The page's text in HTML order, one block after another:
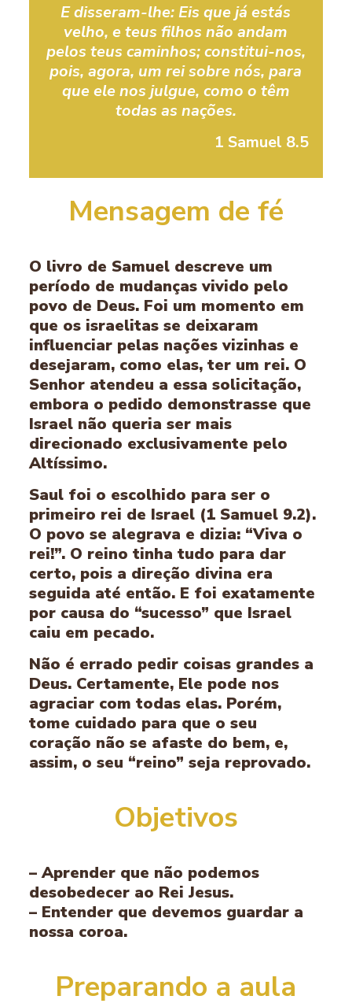
E disseram-lhe: Eis que já estás
velho, e teus filhos não andam
pelos teus caminhos; constitui-nos,
pois, agora, um rei sobre nós, para
que ele nos julgue, como o têm
todas as nações.
1 Samuel 8.5
Mensagem de fé
O livro de Samuel descreve um
período de mudanças vivido pelo
povo de Deus. Foi um momento em
que os israelitas se deixaram
influenciar pelas nações vizinhas e
desejaram, como elas, ter um rei. O
Senhor atendeu a essa solicitação,
embora o pedido demonstrasse que
Israel não queria ser mais
direcionado exclusivamente pelo
Altíssimo.
Saul foi o escolhido para ser o
primeiro rei de Israel (1 Samuel 9.2).
O povo se alegrava e dizia: “Viva o
rei!”. O reino tinha tudo para dar
certo, pois a direção divina era
seguida até então. E foi exatamente
por causa do “sucesso” que Israel
caiu em pecado.
Não é errado pedir coisas grandes a
Deus. Certamente, Ele pode nos
agraciar com todas elas. Porém,
tome cuidado para que o seu
coração não se afaste do bem, e,
assim, o seu “reino” seja reprovado.
Objetivos
– Aprender que não podemos
desobedecer ao Rei Jesus.
– Entender que devemos guardar a
nossa coroa.
Preparando a aula